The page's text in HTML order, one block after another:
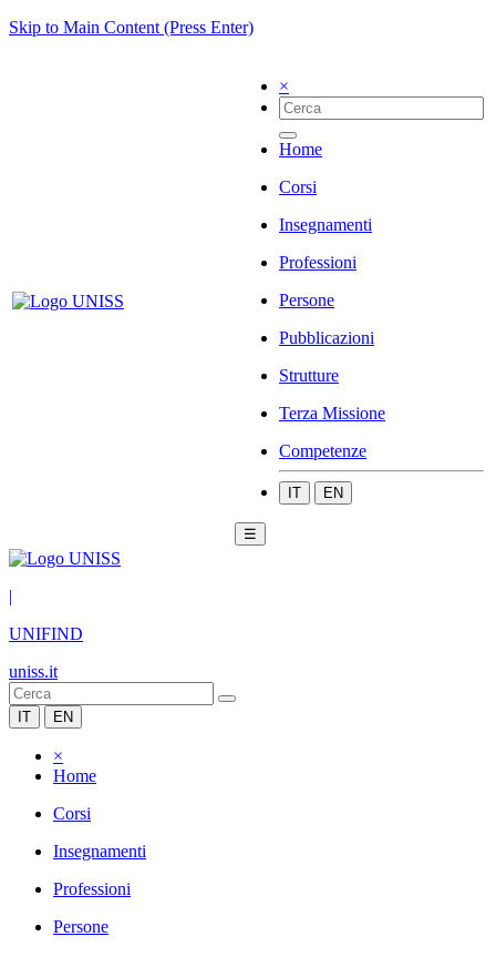
Skip to Main Content (Press Enter)
×
Home
Corsi
Insegnamenti
Professioni
Persone
Pubblicazioni
Strutture
Terza Missione
Competenze
IT EN
☰
|
UNIFIND
uniss.it
IT EN
×
Home
Corsi
Insegnamenti
Professioni
Persone